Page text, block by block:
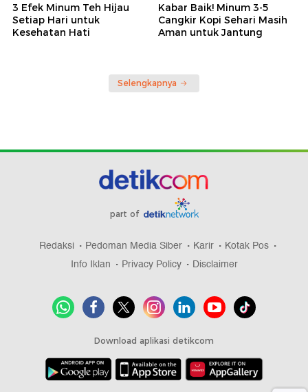
3 Efek Minum Teh Hijau
Setiap Hari untuk
Kesehatan Hati
Kabar Baik! Minum 3-5
Cangkir Kopi Sehari Masih
Aman untuk Jantung
Selengkapnya
part of
Redaksi Pedoman Media Siber Karir
Kotak Pos
Info Iklan
Privacy Policy Disclaimer
Download aplikasi detikcom